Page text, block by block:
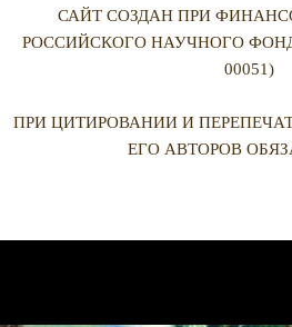
САЙТ СОЗДАН ПРИ
РОССИЙСКОГО НАУЧНОГО
00051)
ПРИ ЦИТИРОВАНИИ И
ЕГО АВТОРОВ